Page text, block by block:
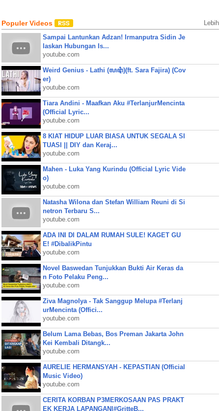
Populer Videos Lebih
Sampai Lantunkan Adzan! Irmanputra Sidin Je
laskan Hubungan Is...
youtube.com
Weird Genius - Lathi (ꦭꦛꦶ)(ft. Sara Fajira) (Cov
er)
youtube.com
Tiara Andini - Maafkan Aku #TerlanjurMencinta
(Official Lyric...
youtube.com
8 KIAT HIDUP LUAR BIASA UNTUK SEGALA SI
TUASI || DIY dan Keraj...
youtube.com
Mahen - Luka Yang Kurindu (Official Lyric Vide
o)
youtube.com
Natasha Wilona dan Stefan William Reuni di Si
netron Terbaru S...
youtube.com
ADA INI DI DALAM RUMAH SULE! KAGET GU
E! #DibalikPintu
youtube.com
Novel Baswedan Tunjukkan Bukti Air Keras da
n Foto Pelaku Peng...
youtube.com
Ziva Magnolya - Tak Sanggup Melupa #Terlanj
urMencinta (Offici...
youtube.com
Belum Lama Bebas, Bos Preman Jakarta John
Kei Kembali Ditangk...
youtube.com
AURELIE HERMANSYAH - KEPASTIAN (Official
Music Video)
youtube.com
CERITA KORBAN P3MERKOSAAN PAS PRAKT
EK KERJA LAPANGAN|#GritteB...